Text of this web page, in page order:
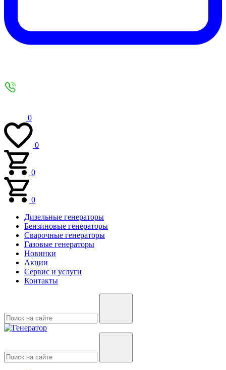
0
0
0
0
Дизельные генераторы
Бензиновые генераторы
Сварочные генераторы
Газовые генераторы
Новинки
Акции
Сервис и услуги
Контакты